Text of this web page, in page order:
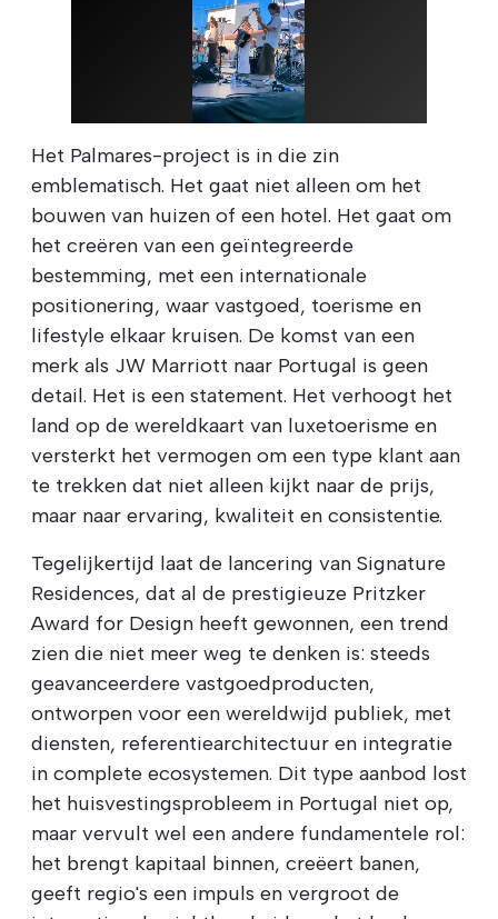
Het Palmares-project is in die zin
emblematisch. Het gaat niet alleen om het
bouwen van huizen of een hotel. Het gaat om
het creëren van een geïntegreerde
bestemming, met een internationale
positionering, waar vastgoed, toerisme en
lifestyle elkaar kruisen. De komst van een
merk als JW Marriott naar Portugal is geen
detail. Het is een statement. Het verhoogt het
land op de wereldkaart van luxetoerisme en
versterkt het vermogen om een type klant aan
te trekken dat niet alleen kijkt naar de prijs,
maar naar ervaring, kwaliteit en consistentie.
Tegelijkertijd laat de lancering van Signature
Residences, dat al de prestigieuze Pritzker
Award for Design heeft gewonnen, een trend
zien die niet meer weg te denken is: steeds
geavanceerdere vastgoedproducten,
ontworpen voor een wereldwijd publiek, met
diensten, referentiearchitectuur en integratie
in complete ecosystemen. Dit type aanbod lost
het huisvestingsprobleem in Portugal niet op,
maar vervult wel een andere fundamentele rol:
het brengt kapitaal binnen, creëert banen,
geeft regio's een impuls en vergroot de